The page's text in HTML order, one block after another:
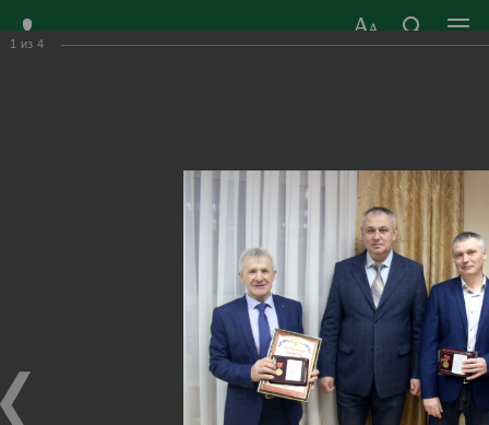
САМОУПРАВЛЕНИЯ
г. Радужный, 1 квартал, д.55
Адрес здания администрации
radugn@avo.ru
Электронная почта
Главная Фотогалерея › Новости
›
1 из 4